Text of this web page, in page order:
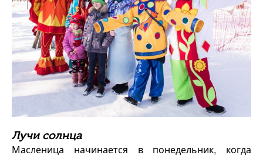
Лучи солнца
Масленица начинается в понедельник, когда